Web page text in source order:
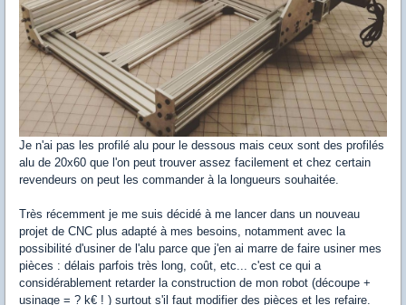
Je n'ai pas les profilé alu pour le dessous mais ceux sont des profilés
alu de 20x60 que l'on peut trouver assez facilement et chez certain
revendeurs on peut les commander à la longueurs souhaitée.
Très récemment je me suis décidé à me lancer dans un nouveau
projet de CNC plus adapté à mes besoins, notamment avec la
possibilité d'usiner de l'alu parce que j'en ai marre de faire usiner mes
pièces : délais parfois très long, coût, etc... c'est ce qui a
considérablement retarder la construction de mon robot (découpe +
usinage = ? k€ ! ) surtout s'il faut modifier des pièces et les refaire.